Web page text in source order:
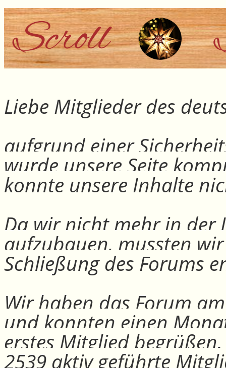
Liebe Mitglieder des
aufgrund einer
wurde unsere Seite
konnte unsere Inhalte
Da wir nicht mehr in der
aufzubauen, mussten
Schließung des Forums
Wir haben das Forum
und konnten einen
erstes Mitglied
2539 aktiv geführte